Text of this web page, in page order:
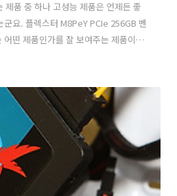
제품 중 하나 고성능 제품은 언제든 좋
요. 플렉스터 M8PeY PCIe 256GB 벤
떤 제품인가를 잘 보여주는 제품이었
지만 내부에는 M.2 NVMe 방식의 SSD
경우 읽기 속도는 2000MB/sec 이
의 스펙을 보여줍니다. 플렉스터
른 SSD PCI-E 방식의 SSD 경우 M.2